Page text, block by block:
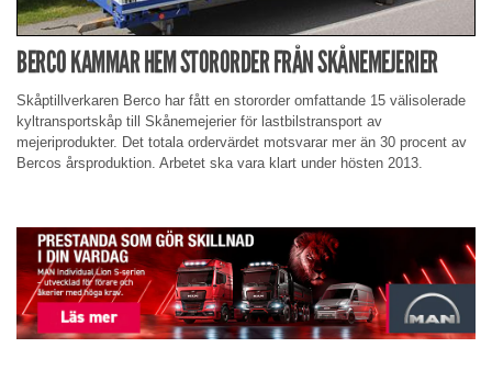
BERCO KAMMAR HEM STORORDER FRÅN SKÅNEMEJERIER
Skåptillverkaren Berco har fått en stororder omfattande 15 välisolerade
kyltransportskåp till Skånemejerier för lastbilstransport av
mejeriprodukter. Det totala ordervärdet motsvarar mer än 30 procent av
Bercos årsproduktion. Arbetet ska vara klart under hösten 2013.